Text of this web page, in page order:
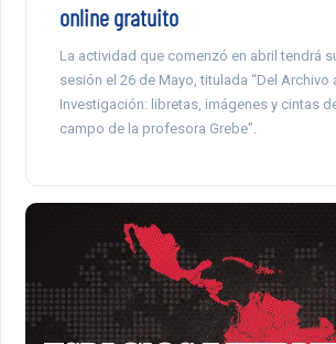
online gratuito
La actividad que comenzó en abril tendrá
sesión el 26 de Mayo, titulada “Del Archivo
Investigación: libretas, imágenes y cintas
campo de la profesora Grebe”.